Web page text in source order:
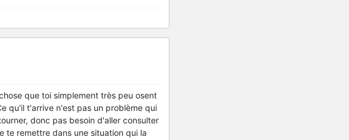
que toi simplement très peu osent
qu'il t'arrive n'est pas un problème qui
donc pas besoin d'aller consulter
te remettre dans une situation qui la